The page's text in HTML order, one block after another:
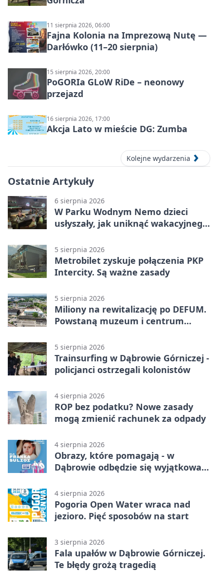
11 sierpnia 2026, 06:00
Fajna Kolonia na Imprezową Nutę —
Darłówko (11–20 sierpnia)
15 sierpnia 2026, 20:00
PoGORIa GLoW RiDe – neonowy
przejazd
16 sierpnia 2026, 17:00
Akcja Lato w mieście DG: Zumba
Kolejne wydarzenia
Ostatnie Artykuły
6 sierpnia 2026
W Parku Wodnym Nemo dzieci
usłyszały, jak uniknąć wakacyjnego
5 sierpnia 2026
Metrobilet zyskuje połączenia PKP
Intercity. Są ważne zasady
5 sierpnia 2026
Miliony na rewitalizację po DEFUM.
Powstaną muzeum i centrum
5 sierpnia 2026
Trainsurfing w Dąbrowie Górniczej -
policjanci ostrzegali kolonistów
4 sierpnia 2026
ROP bez podatku? Nowe zasady
mogą zmienić rachunek za odpady
4 sierpnia 2026
Obrazy, które pomagają - w
Dąbrowie odbędzie się wyjątkowa
4 sierpnia 2026
Pogoria Open Water wraca nad
jezioro. Pięć sposobów na start
3 sierpnia 2026
Fala upałów w Dąbrowie Górniczej.
Te błędy grożą tragedią